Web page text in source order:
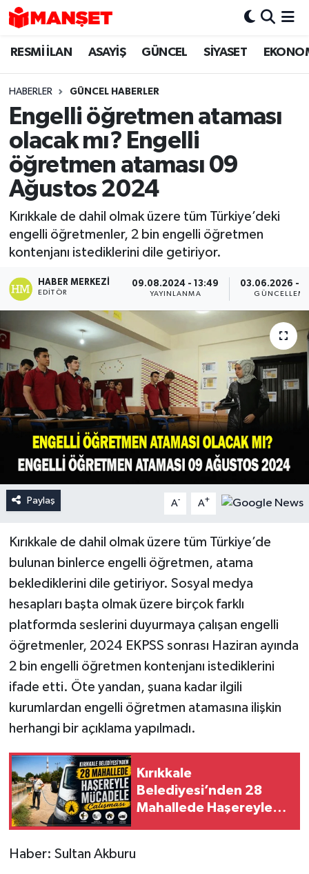
RESMİ İLAN ASAYİŞ GÜNCEL SİYASET
HABERLER GÜNCEL HABERLER
Engelli öğretmen ataması
olacak mı? Engelli
öğretmen ataması 09
Ağustos 2024
Kırıkkale de dahil olmak üzere tüm Türkiye’deki
engelli öğretmenler, 2 bin engelli öğretmen
kontenjanı istediklerini dile getiriyor.
HABER MERKEZI
EDITÖR
09.08.2024 - 13:49
YAYINLANMA
03.06.2026 -
Paylaş A- A+
Kırıkkale de dahil olmak üzere tüm Türkiye’de
bulunan binlerce engelli öğretmen, atama
beklediklerini dile getiriyor. Sosyal medya
hesapları başta olmak üzere birçok farklı
platformda seslerini duyurmaya çalışan engelli
öğretmenler, 2024 EKPSS sonrası Haziran ayında
2 bin engelli öğretmen kontenjanı istediklerini
ifade etti. Öte yandan, şuana kadar ilgili
kurumlardan engelli öğretmen atamasına ilişkin
herhangi bir açıklama yapılmadı.
Kırıkkale
Belediyesi’nden 28
Mahallede Haşereyle
Haber: Sultan Akburu
Hava Durumu
Trafik Durumu
Süper Lig Puan Durumu ve Fikstür
Tüm Manşetler
Son Dakika Haberleri
Haber Arşivi